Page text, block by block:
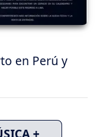
en Perú y